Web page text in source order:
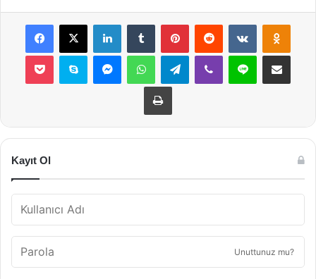
Facebook
X LinkedInTumblr PinterestReddit VKontakte
Pocket Skype MessengerWhatsAppTelegramViber Line E-Posta ile
Yazdır
Kayıt Ol
Unuttunuz mu?